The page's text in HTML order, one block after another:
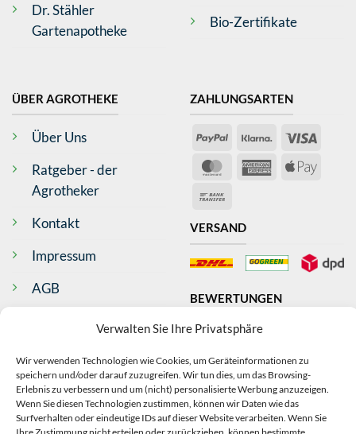
Verwalten Sie Ihre Privatsphäre
Wir verwenden Technologien wie Cookies, um Geräteinformationen zu
speichern und/oder darauf zuzugreifen. Wir tun dies, um das Browsing-
Erlebnis zu verbessern und um (nicht) personalisierte Werbung anzuzeigen.
Wenn Sie diesen Technologien zustimmen, können wir Daten wie das
Surfverhalten oder eindeutige IDs auf dieser Website verarbeiten. Wenn Sie
Dr. Stähler
Gartenapotheke
Bio-Zertifikate
ÜBER AGROTHEKE
Über Uns
Ratgeber - der
Agrotheker
Kontakt
Impressum
AGB
Widerrufsrecht
Datenschutz
Echtheit Bewertungen
ZAHLUNGSARTEN
PayPal Klarna Visa
MasterCardAmericanApple
VERSAND
BEWERTUNGEN
VERTRAG
WIDERRUFEN
Ware wurde schnell geliefert Danke
Antje Wilms-Gülicher
Verifizierter Kunde
Top Produkt, schnelle Lieferung
Bad Neustadt an der Saale, DE,
Anonym
Verifizierter Kunde